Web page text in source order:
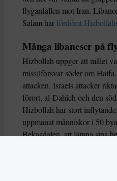
flyganfallen mot Iran.
Salam har fördömt
Många libaneser på
Hizbollah uppger att målet
missilförsvar söder om
attacken. Israels attacker
förort, al-Dahieh och den
Hizbollah har stort
uppmanat människor i 50
Bekaadalen, att lämna sina